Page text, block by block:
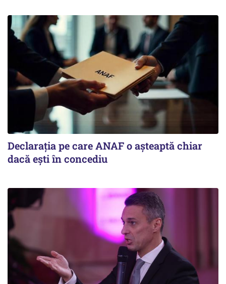
Declarația pe care ANAF o așteaptă chiar
dacă ești în concediu